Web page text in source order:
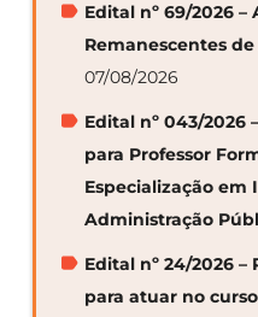
Edital nº 69/2026
Remanescentes
07/08/2026
Edital nº 043/2026
para Professor
Especialização
Administração
Edital nº 24/2026
para atuar no